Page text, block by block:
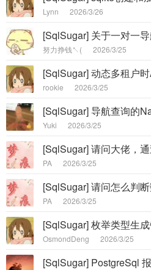
Lynn 2026/3/26
[SqlSugar] 关于一对一
努力挣钱↖( 2026/3/25
[SqlSugar] 动态多租户
rookie 2026/3/25
[SqlSugar] 导航查询的
Yuki 2026/3/25
PA 2026/3/25
PA 2026/3/25
[SqlSugar] 枚举类型生
OsmondDeng 2026/3/25
[SqlSugar] PostgreSql